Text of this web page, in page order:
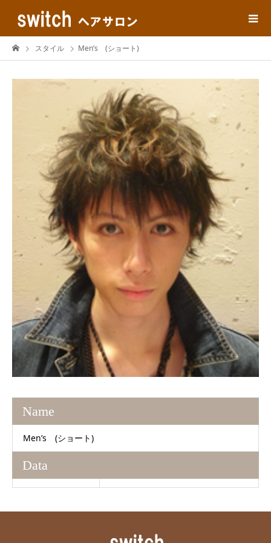
スタイル Men’s (ショート)
Name
Men’s (ショート)
Data